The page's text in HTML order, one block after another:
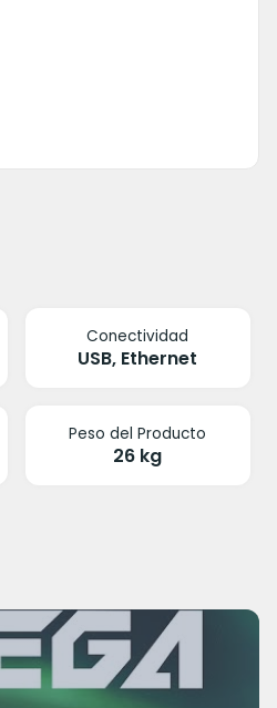
Conectividad
USB, Ethernet
Peso del Producto
26 kg